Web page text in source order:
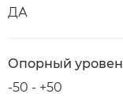
ДА
Опорный
-50 - +50